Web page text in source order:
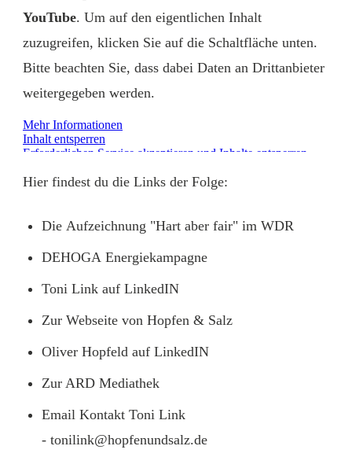
YouTube. Um auf den eigentlichen Inhalt
zuzugreifen, klicken Sie auf die Schaltfläche unten.
Bitte beachten Sie, dass dabei Daten an Drittanbieter
weitergegeben werden.
Mehr Informationen
Inhalt entsperren
Erforderlichen Service akzeptieren und Inhalte entsperren
Hier findest du die Links der Folge:
Die Aufzeichnung "Hart aber fair" im WDR
DEHOGA Energiekampagne
Toni Link auf LinkedIN
Zur Webseite von Hopfen & Salz
Oliver Hopfeld auf LinkedIN
Zur ARD Mediathek
Email Kontakt Toni Link
- tonilink@hopfenundsalz.de